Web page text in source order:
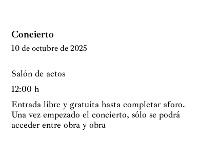
Concierto
10 de octubre de 2025
Salón de actos
12:00 h
Entrada libre y gratuita hasta completar aforo.
Una vez empezado el concierto, sólo se podrá
acceder entre obra y obra